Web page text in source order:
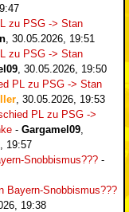
zu PSG -> Stan
30.05.2026, 19:51
zu PSG -> Stan
30.05.2026, 19:50
PL zu PSG -> Stan
30.05.2026, 19:53
PL zu PSG ->
- Gargamel09
19:57
Snobbismus??? -
Bayern-Snobbismus???
19:38